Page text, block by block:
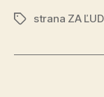
Značkystrana ZA